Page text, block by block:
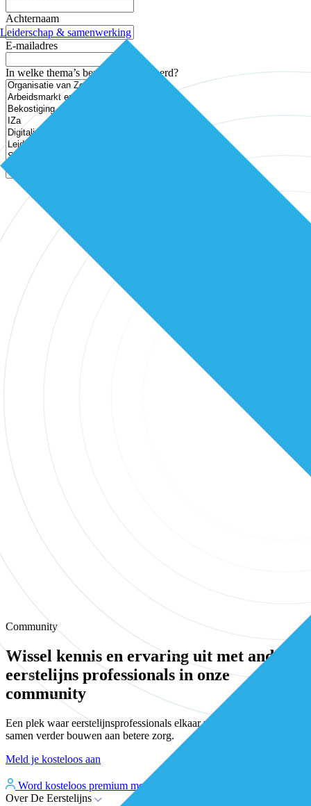
Leiderschap & samenwerking
Achternaam
E-mailadres
In welke thema’s ben je geïnteresseerd?
Community
Wissel kennis en ervaring uit met andere
eerstelijns professionals in onze
community
Een plek waar eerstelijnsprofessionals elkaar vinden, versterken en
samen verder bouwen aan betere zorg.
Meld je kosteloos aan
Word kosteloos premium member
Over De Eerstelijns